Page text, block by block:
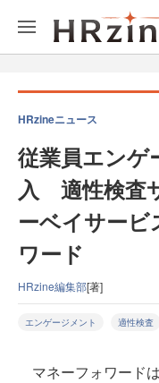
HRzineニュース
従業員エンゲ
入 適性検査
ーベイサー
ワード
HRzine編集部[著]
エンゲージメント 適性検査
マネーフォワード